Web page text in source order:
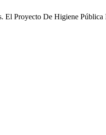
El Proyecto De Higiene